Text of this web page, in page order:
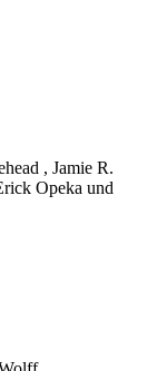
, Jamie R.
Opeka und